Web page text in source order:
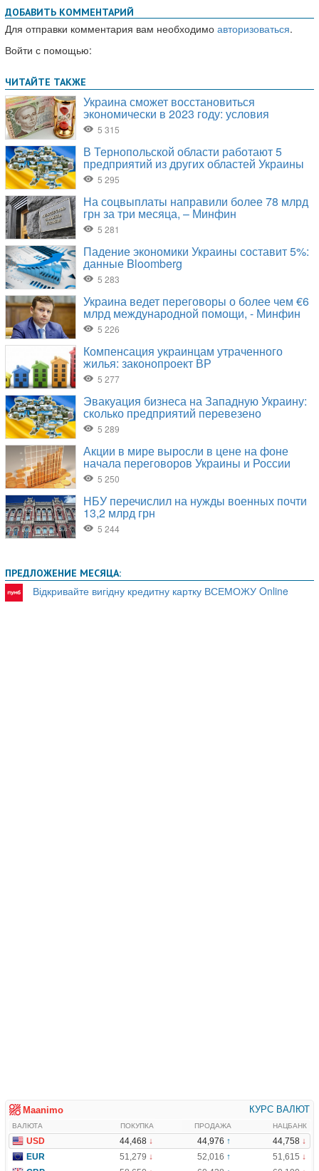
ДОБАВИТЬ КОММЕНТАРИЙ
Для отправки комментария вам необходимо авторизоваться.
Войти с помощью:
ПРЕДЛОЖЕНИЕ МЕСЯЦА:
Відкривайте вигідну кредитну картку ВСЕМОЖУ Online